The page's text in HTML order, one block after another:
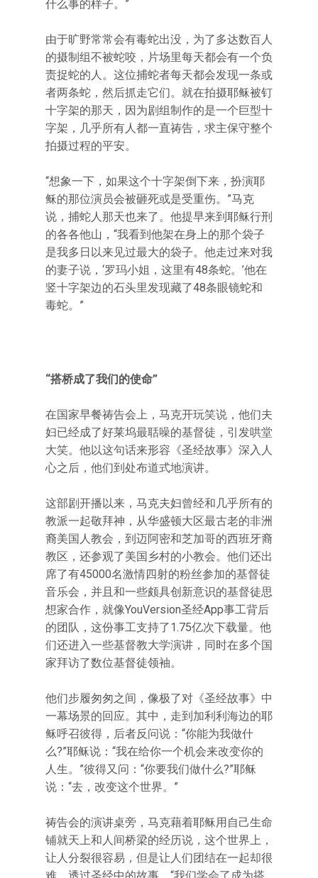
什么事的样子。”
由于旷野常常会有毒蛇出没，为了多达数百人
的摄制组不被蛇咬，片场里每天都会有一个负
责捉蛇的人。这位捕蛇者每天都会发现一条或
者两条蛇，然后抓走它们。就在拍摄耶稣被钉
十字架的那天，因为剧组制作的是一个巨型十
字架，几乎所有人都一直祷告，求主保守整个
拍摄过程的平安。
“想象一下，如果这个十字架倒下来，扮演耶
稣的那位演员会被砸死或是受重伤。”马克
说，捕蛇人那天也来了。他提早来到耶稣行刑
的各各他山，“我看到他架在身上的那个袋子
是我多日以来见过最大的袋子。他走过来对我
的妻子说，‘罗玛小姐，这里有48条蛇。’他在
竖十字架边的石头里发现藏了48条眼镜蛇和
毒蛇。”
“搭桥成了我们的使命”
在国家早餐祷告会上，马克开玩笑说，他们夫
妇已经成了好莱坞最聒噪的基督徒，引发哄堂
大笑。他以这句话来形容《圣经故事》深入人
心之后，他们到处布道式地演讲。
这部剧开播以来，马克夫妇曾经和几乎所有的
教派一起敬拜神，从华盛顿大区最古老的非洲
裔美国人教会，到迈阿密和芝加哥的西班牙裔
教区，还参观了美国乡村的小教会。他们还出
席了有45000名激情四射的粉丝参加的基督徒
音乐会，并且和一些颇具创新意识的基督徒思
想家合作，就像YouVersion圣经App事工背后
的团队，这份事工支持了1.75亿次下载量。他
们还进入一些基督教大学演讲，同时在多个国
家拜访了数位基督徒领袖。
他们步履匆匆之间，像极了对《圣经故事》中
一幕场景的回应。其中，走到加利利海边的耶
稣呼召彼得，后者反问说：“你能为我做什
么?”耶稣说：“我在给你一个机会来改变你的
人生。”彼得又问：“你要我们做什么?”耶稣
说：“去，改变这个世界。”
祷告会的演讲桌旁，马克藉着耶稣用自己生命
铺就天上和人间桥梁的经历说，这个世界上，
让人分裂很容易，但是让人们团结在一起却很